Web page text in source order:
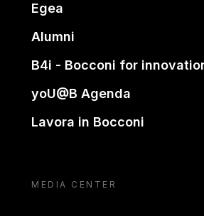
Egea
Alumni
B4i - Bocconi for
yoU@B Agenda
Lavora in Bocconi
MEDIA CENTER